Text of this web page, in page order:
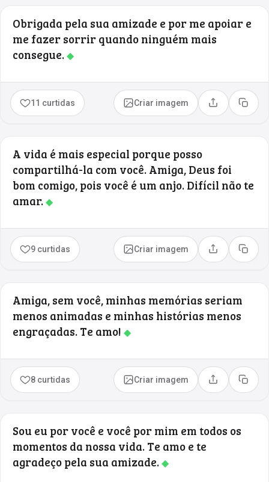
Obrigada pela sua amizade e por me apoiar e
me fazer sorrir quando ninguém mais
consegue.◆
11 curtidas Criar imagem Compartilhar
Copiar
A vida é mais especial porque posso
compartilhá-la com você. Amiga, Deus foi
bom comigo, pois você é um anjo. Difícil não te
amar.◆
9 curtidas Criar imagem Compartilhar
Copiar
Amiga, sem você, minhas memórias seriam
menos animadas e minhas histórias menos
engraçadas. Te amo! ◆
8 curtidas Criar imagem Compartilhar
Copiar
Sou eu por você e você por mim em todos os
momentos da nossa vida. Te amo e te
agradeço pela sua amizade.◆